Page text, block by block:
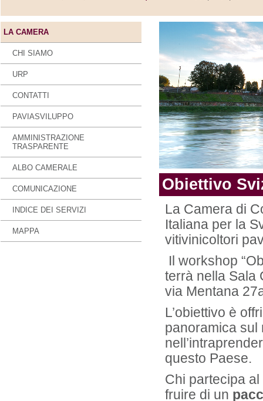
LA CAMERA
CHI SIAMO
URP
CONTATTI
PAVIASVILUPPO
AMMINISTRAZIONE
TRASPARENTE
ALBO CAMERALE
COMUNICAZIONE
INDICE DEI SERVIZI
MAPPA
Obiettivo
La Camera di
Italiana per la
vitivinicoltori
Il workshop
terrà nella Sala
via Mentana
L’obiettivo è
panoramica
questo Paese.
Chi partecipa
fruire di un